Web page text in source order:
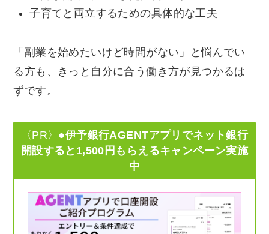
子育てと両立するための具体的な工夫
「副業を始めたいけど時間がない」と悩んでい
る方も、きっと自分に合う働き方が見つかるは
ずです。
〈PR〉 ●伊予銀行AGENTアプリでネット銀行
開設すると1,500円もらえるキャンペーン実施
中